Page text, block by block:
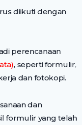
diikuti dengan
perencanaan
, seperti formulir,
dan fotokopi.
dan
formulir yang telah